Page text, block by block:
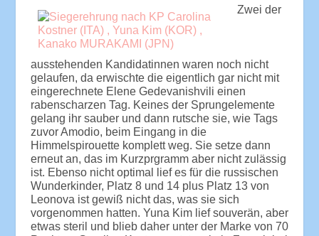
Zwei der
ausstehenden Kandidatinnen waren noch nicht
gelaufen, da erwischte die eigentlich gar nicht mit
eingerechnete Elene Gedevanishvili einen
rabenscharzen Tag. Keines der Sprungelemente
gelang ihr sauber und dann rutsche sie, wie Tags
zuvor Amodio, beim Eingang in die
Himmelspirouette komplett weg. Sie setze dann
erneut an, das im Kurzprgramm aber nicht zulässig
ist. Ebenso nicht optimal lief es für die russischen
Wunderkinder, Platz 8 und 14 plus Platz 13 von
Leonova ist gewiß nicht das, was sie sich
vorgenommen hatten. Yuna Kim lief souverän, aber
etwas steril und blieb daher unter der Marke von 70